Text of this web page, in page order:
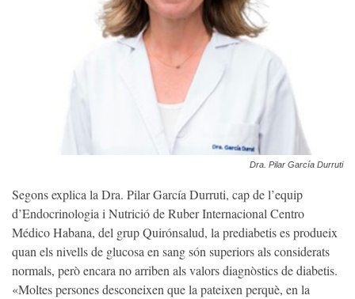
Dra. Pilar García Durruti
Segons explica la Dra. Pilar García Durruti, cap de l’equip
d’Endocrinologia i Nutrició de Ruber Internacional Centro
Médico Habana, del grup Quirónsalud, la prediabetis es produeix
quan els nivells de glucosa en sang són superiors als considerats
normals, però encara no arriben als valors diagnòstics de diabetis.
«Moltes persones desconeixen que la pateixen perquè, en la